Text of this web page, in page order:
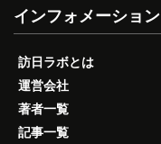
インフォメーション
訪日ラボとは
運営会社
著者一覧
記事一覧